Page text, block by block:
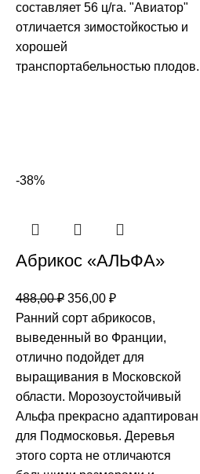
составляет 56 ц/га. "Авиатор"
отличается зимостойкостью и
хорошей
транспортабельностью плодов.
-38%
Абрикос «АЛЬФА»
488,00₽ 356,00 ₽
Ранний сорт абрикосов,
выведенный во Франции,
отлично подойдет для
выращивания в Московской
области. Морозоустойчивый
Альфа прекрасно адаптирован
для Подмосковья. Деревья
этого сорта не отличаются